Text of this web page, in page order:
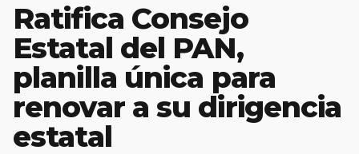
Ratifica Consejo
Estatal del PAN,
planilla única para
renovar a su dirigencia
estatal